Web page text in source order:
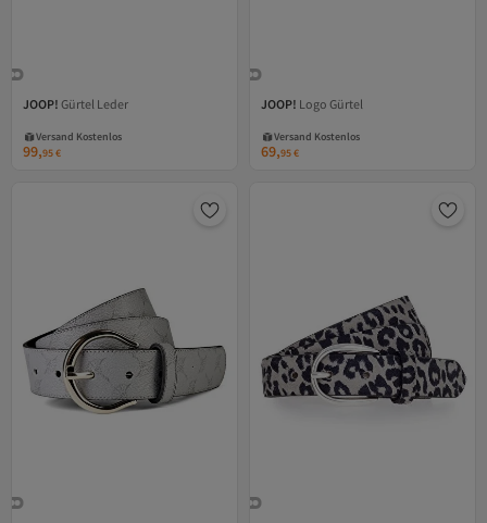
JOOP! Gürtel Leder
Versand Kostenlos
Versand Kostenlos
99,95€
JOOP! Logo Gürtel
Versand Kostenlos
Versand Kostenlos
69,95€